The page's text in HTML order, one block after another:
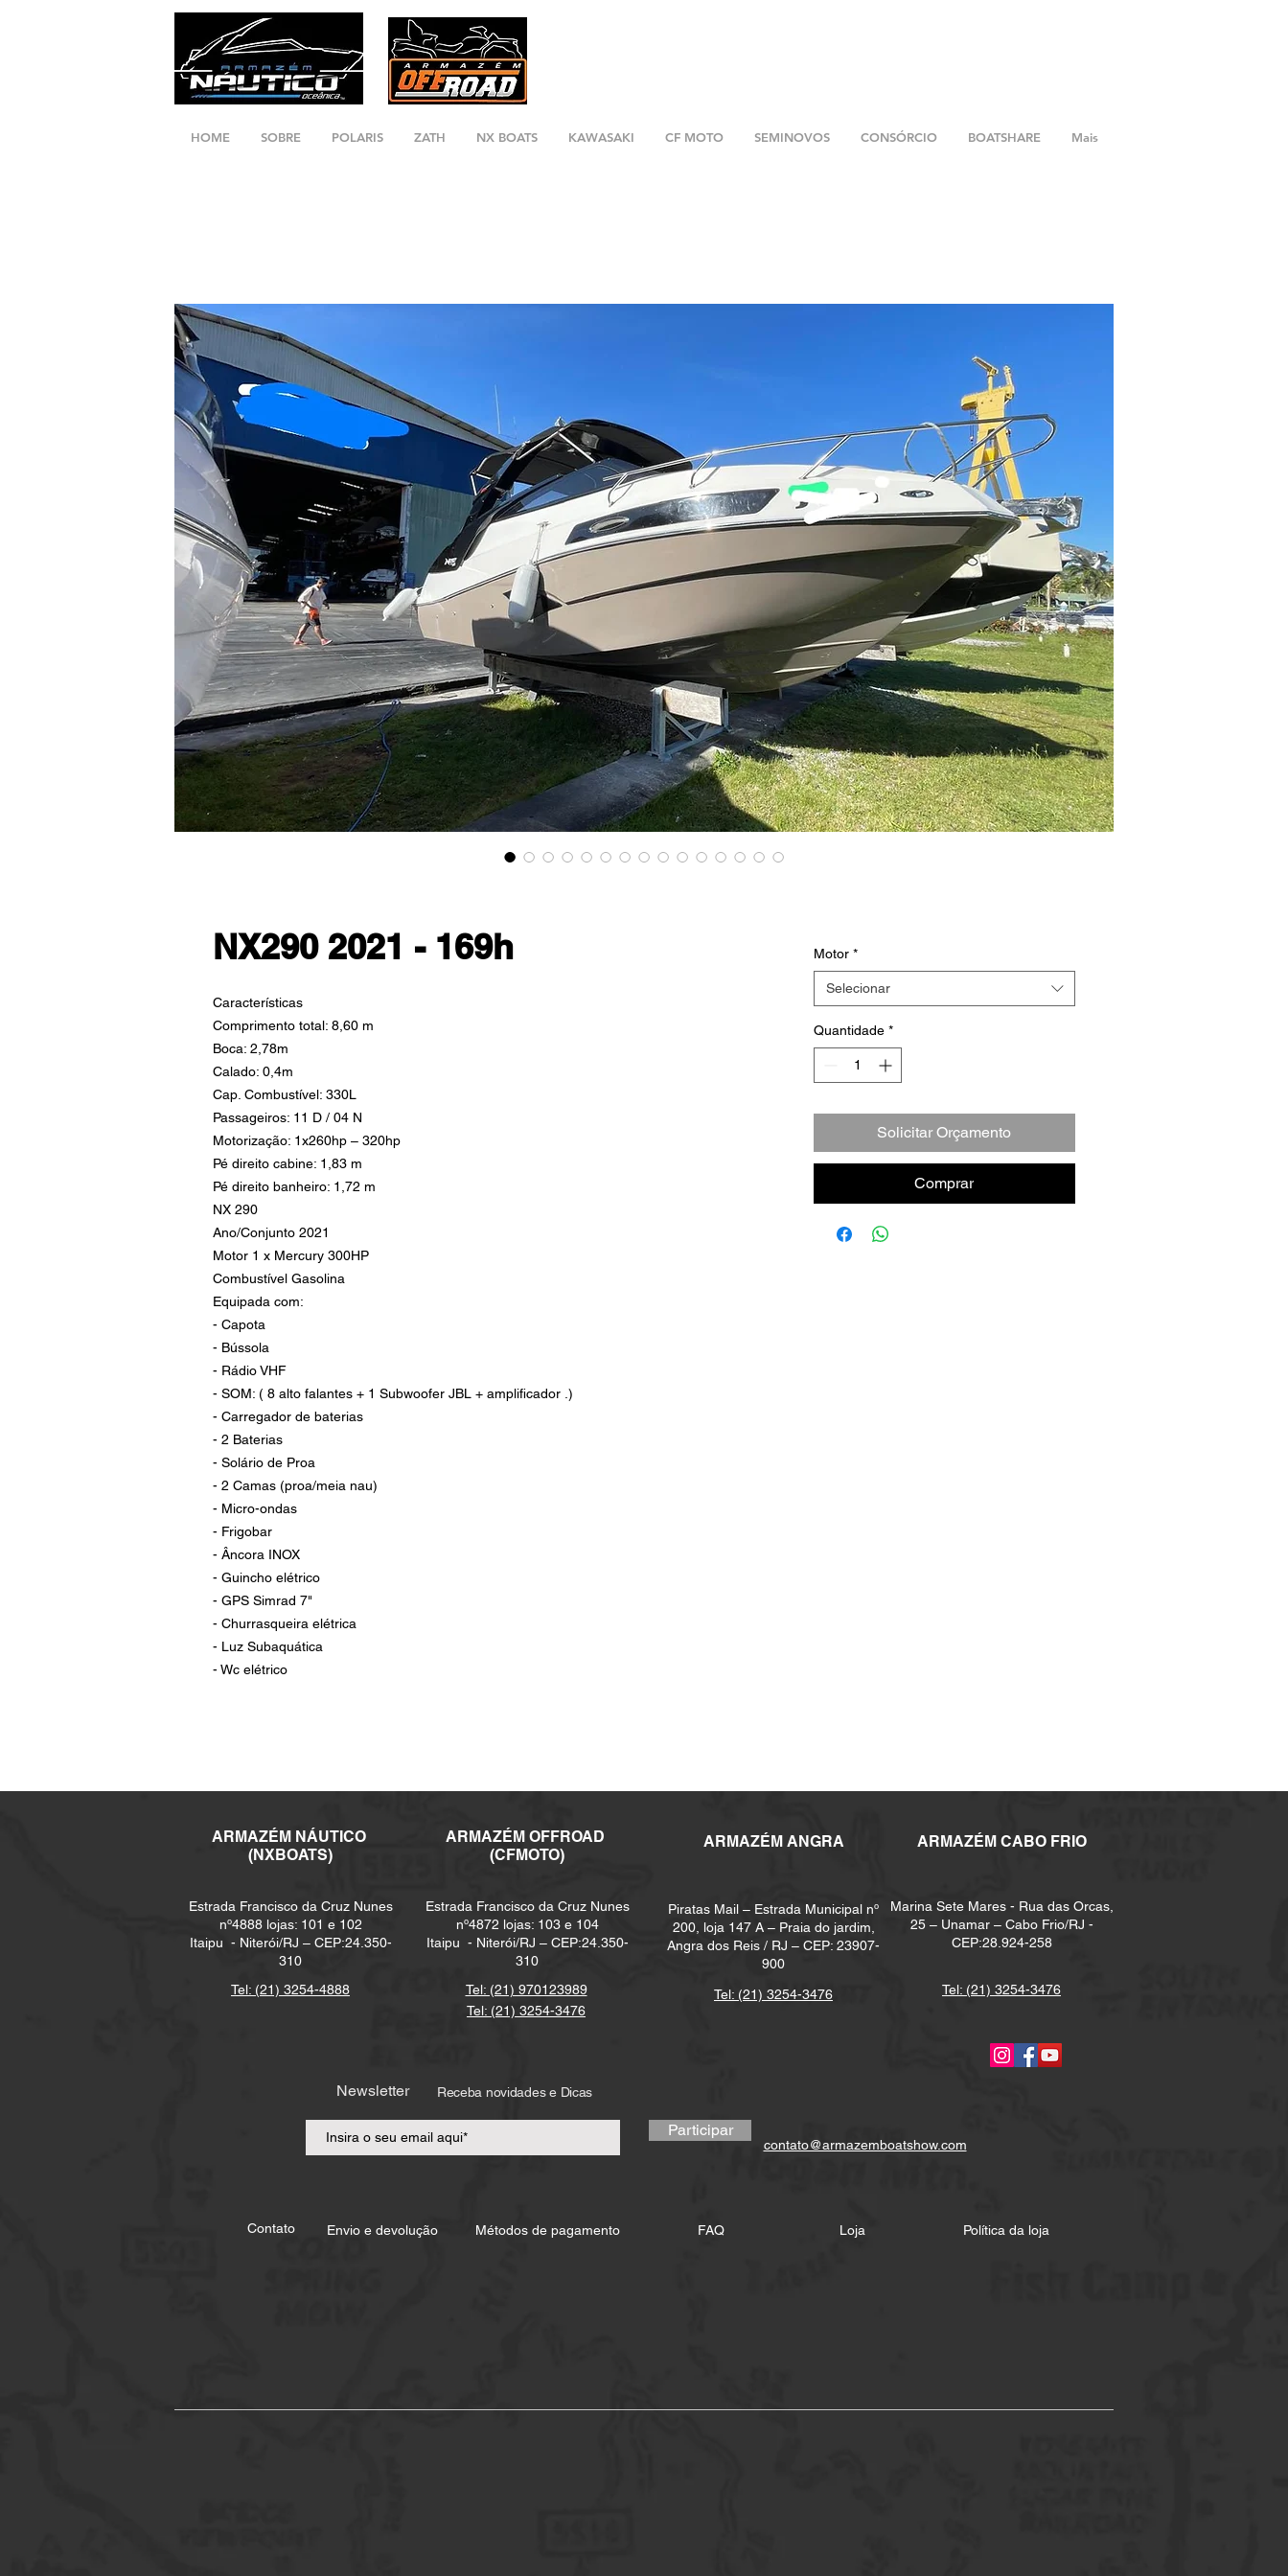
HOME SOBRE POLARIS ZATH NX BOATS KAWASAKI CF MOTO SEMINOVOS CONSÓRCIO BOATSHARE Mais
NX290 2021 - 169h
Características
Comprimento total: 8,60 m
Boca: 2,78m
Calado: 0,4m
Cap. Combustível: 330L
Passageiros: 11 D / 04 N
Motorização: 1x260hp – 320hp
Pé direito cabine: 1,83 m
Pé direito banheiro: 1,72 m
NX 290
Ano/Conjunto 2021
Motor 1 x Mercury 300HP
Combustível Gasolina
Equipada com:
- Capota
- Bússola
- Rádio VHF
- SOM: ( 8 alto falantes + 1 Subwoofer JBL + amplificador .)
- Carregador de baterias
- 2 Baterias
- Solário de Proa
- 2 Camas (proa/meia nau)
- Micro-ondas
- Frigobar
- Âncora INOX
- Guincho elétrico
- GPS Simrad 7"
- Churrasqueira elétrica
- Luz Subaquática
- Wc elétrico
Motor *
Selecionar
Quantidade *
Solicitar Orçamento
Comprar
ARMAZÉM NÁUTICO
(NXBOATS)
ARMAZÉM OFFROAD
(CFMOTO)
ARMAZÉM ANGRA ARMAZÉM CABO FRIO
Estrada Francisco da Cruz Nunes
nº4888 lojas: 101 e 102
Itaipu - Niterói/RJ – CEP:24.350-
310
Tel: (21) 3254-4888
Estrada Francisco da Cruz Nunes
nº4872 lojas: 103 e 104
Itaipu - Niterói/RJ – CEP:24.350-
310
Tel: (21) 970123989
Tel: (21) 3254-3476
Tel: (21) 3254-3476
Piratas Mail – Estrada Municipal nº
200, loja 147 A – Praia do jardim,
Angra dos Reis / RJ – CEP: 23907-
900
Marina Sete Mares - Rua das Orcas,
25 – Unamar – Cabo Frio/RJ -
CEP:28.924-258
Tel: (21) 3254-3476
Newsletter Receba novidades e Dicas
Participar
contato@armazemboatshow.com
Contato Envio e devolução Métodos de pagamento FAQ Loja Política da loja